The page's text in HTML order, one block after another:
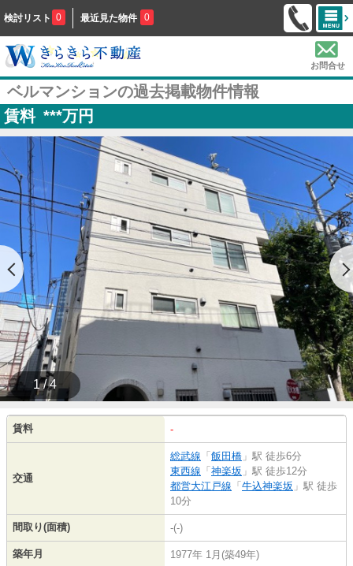
検討リスト 0 最近見た物件 0
お問合せ
ベルマンションの過去掲載物件情報
賃料 ***万円
1 / 4
賃料 -
交通
総武線 「 飯田橋 」駅 徒歩6分
東西線 「 神楽坂 」駅 徒歩12分
都営大江戸線 「 牛込神楽坂 」駅 徒歩
10分
間取り(面積) -(-)
築年月 1977年 1月(築49年)